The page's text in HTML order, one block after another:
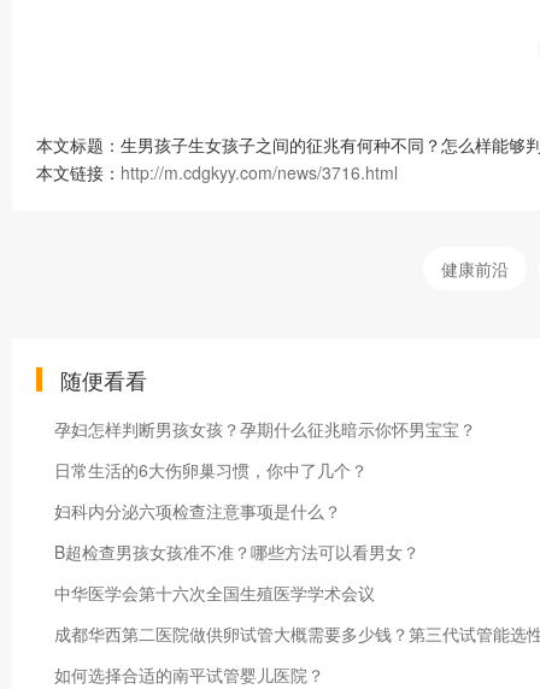
本文标题：生男孩子生女孩子之间的征兆有何种不同？怎么样能够
本文链接： http://m.cdgkyy.com/news/3716.html
健康前沿
随便看看
孕妇怎样判断男孩女孩？孕期什么征兆暗示你怀男宝宝？
日常生活的6大伤卵巢习惯，你中了几个？
妇科内分泌六项检查注意事项是什么？
B超检查男孩女孩准不准？哪些方法可以看男女？
中华医学会第十六次全国生殖医学学术会议
成都华西第二医院做供卵试管大概需要多少钱？第三代试管能选
如何选择合适的南平试管婴儿医院？